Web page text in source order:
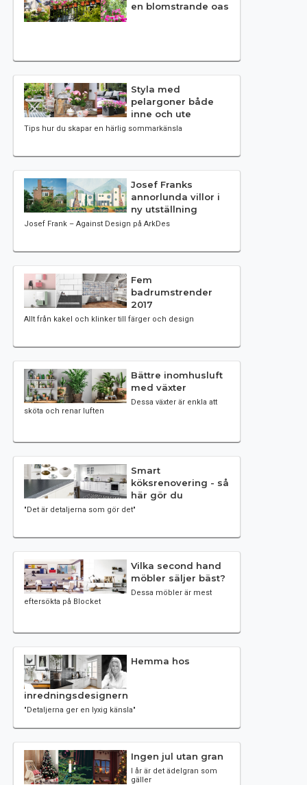
en blomstrande oas
Styla med
pelargoner både
inne och ute
Tips hur du skapar en härlig sommarkänsla
Josef Franks
annorlunda villor i
ny utställning
Josef Frank – Against Design på ArkDes
Fem
badrumstrender
2017
Allt från kakel och klinker till färger och design
Bättre inomhusluft
med växter
Dessa växter är enkla att
sköta och renar luften
Smart
köksrenovering - så
här gör du
"Det är detaljerna som gör det"
Vilka second hand
möbler säljer bäst?
Dessa möbler är mest
eftersökta på Blocket
Hemma hos
inredningsdesignern
"Detaljerna ger en lyxig känsla"
Ingen jul utan gran
I år är det ädelgran som
gäller